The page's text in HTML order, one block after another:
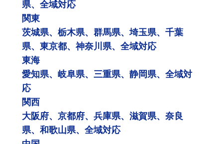
県、全域対応
関東
茨城県、栃木県、群馬県、埼玉県、千葉
県、東京都、神奈川県、全域対応
東海
愛知県、岐阜県、三重県、静岡県、全域対
応
関西
大阪府、京都府、兵庫県、滋賀県、奈良
県、和歌山県、全域対応